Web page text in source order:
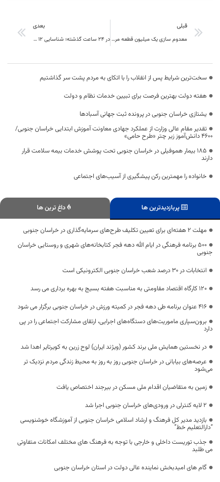
قبلی
معدوم سازی یک میلیون قطعه مرغ با شیوع آنفلوآنزای حاد پرندگان در خراسان جنوبی
بعدی
در 24 ساعت گذشته؛ شناسایی 12 بیمار جدید کرونا در خراسان جنوبی
سخت‌ترین شرایط پس از انقلاب را با اتکای به مردم پشت سر گذاشتیم
هفته دولت بهترین فرصت برای تبیین خدمات نظام و دولت
یشتازی خراسان جنوبی در پرونده ثبت جهانی آسبادها
تقدیر مقام عالی وزارت از عملکرد جهادی معاونت آموزش ابتدایی خراسان جنوبی/
۴۶۰۰ دانش‌آموز زیر چتر «طرح حامی»
۱۸۵ بیمار هموفیلی در خراسان جنوبی تحت پوشش خدمات بیمه سلامت قرار
دارند
خانواده را مهمترین رکن پیشگیری از آسیب‌های اجتماعی
پربازدیدترین ها داغ ترین ها
مهلت ۲ هفته‌ای برای تعیین تکلیف طرح‌های سرمایه‌گذاری در خراسان جنوبی
۵۰۰ برنامه فرهنگی در ایام الله دهه فجر کتابخانه‌های شهری و روستایی خراسان
جنوبی
انتخابات در ۳۰ درصد شعب خراسان جنوبی الکترونیکی است
120 کارگاه اقتصاد مقاومتی به مناسبت هفته بسیج به بهره برداری می رسد
۴۱۶ عنوان برنامه طی دهه فجر در کمیته ورزش در خراسان جنوبی برگزار می شود
برون‌سپاری ماموریت‌های دستگاه‌های اجرایی، ارتقای مشارکت اجتماعی را در پی
دارد
در نخستین همایش ملی برند کشور (ویژند ایران) لوح زرین به کویرتایر اهدا شد
عرصه‌های بیابانی در خراسان جنوبی روز به روز به محیط زندگی مردم نزدیک تر
می‌شود
زمین به متقاضیان اقدام ملی مسکن در بیرجند اختصاص یافت
۲ لایه کنترلی در ورودی‌های خراسان جنوبی اجرا شد
بازدید مدیر کل فرهنگ و ارشاد اسلامی خراسان جنوبی از آموزشگاه خوشنویسی
“دارالتعلیم خط”
جذب توریست داخلی و خارجی با توجه به فرهنگ های مختلف امکانات متفاوتی
می طلبد
گام های امیدبخش نماینده عالی دولت در استان خراسان جنوبی